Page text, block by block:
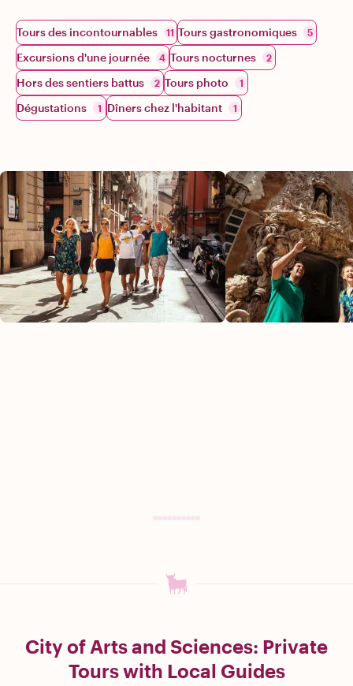
Tours des incontournables 11 Tours gastronomiques 5
Excursions d'une journée 4 Tours nocturnes 2
Hors des sentiers battus 2 Tours photo 1
Dégustations 1 Dîners chez l'habitant 1
City of Arts and Sciences: Private
Tours with Local Guides